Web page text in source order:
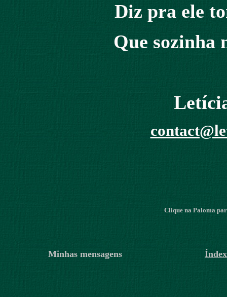
Diz pra ele
Que sozinha
Clique na Paloma
Minhas mensagens